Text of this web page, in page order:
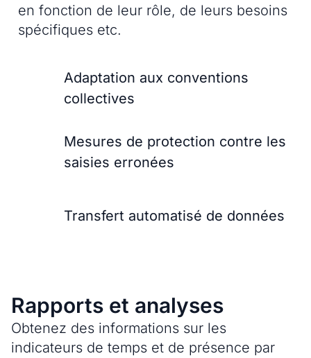
Adaptation aux conventions
collectives
Mesures de protection contre les
saisies erronées
Transfert automatisé de données
en fonction de leur rôle, de leurs besoins
spécifiques etc.
Rapports et analyses
Obtenez des informations sur les
indicateurs de temps et de présence par